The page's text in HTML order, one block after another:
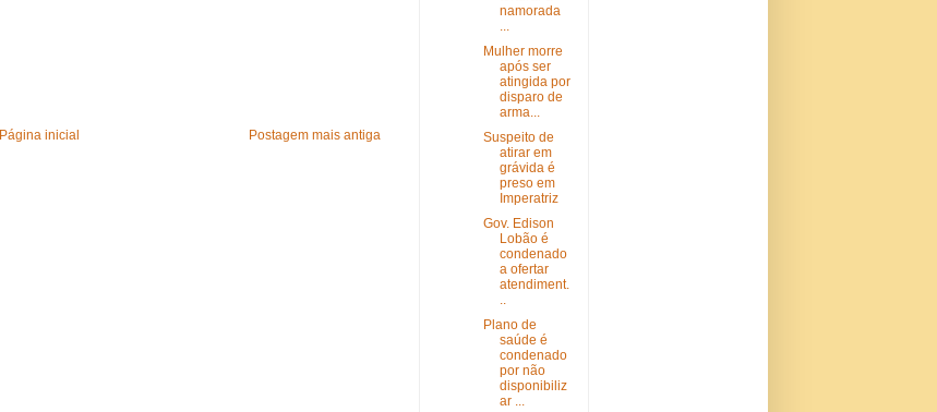
Postagem mais antiga
Página inicial
namorada
...
Mulher morre
após ser
atingida por
disparo de
arma...
Suspeito de
atirar em
grávida é
preso em
Imperatriz
Gov. Edison
Lobão é
condenado
a ofertar
atendiment.
..
Plano de
saúde é
condenado
por não
disponibiliz
ar ...